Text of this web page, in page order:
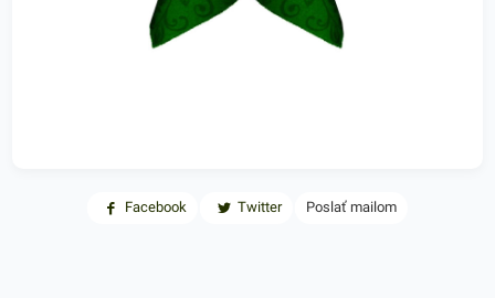
Facebook Twitter Poslať mailom